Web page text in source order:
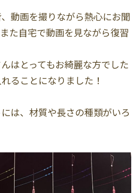
動画を撮りながら熱心にお聞
た自宅で動画を見ながら復習
はとってもお綺麗な方でした
ることになりました！
は、材質や長さの種類がいろ